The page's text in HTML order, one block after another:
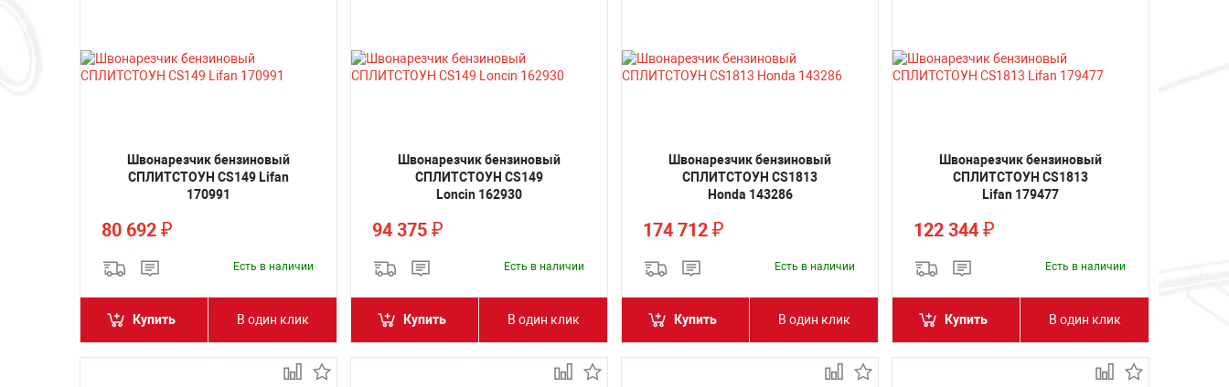
Швонарезчик бензиновый
СПЛИТСТОУН CS149 Lifan
170991
80 692 ₽
Есть в наличии
Купить В один клик
Швонарезчик бензиновый
СПЛИТСТОУН CS149
Loncin 162930
94 375 ₽
Есть в наличии
Купить В один клик
Швонарезчик бензиновый
СПЛИТСТОУН CS1813
Honda 143286
174 712 ₽
Есть в наличии
Купить В один клик
Швонарезчик бензиновый
СПЛИТСТОУН CS1813
Lifan 179477
122 344 ₽
Есть в наличии
Купить В один клик